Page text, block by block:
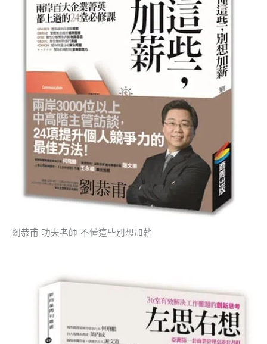
劉恭甫-功夫老師-不懂這些別想加薪